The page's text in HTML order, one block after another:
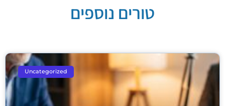
טורים נוספים
Uncategorized